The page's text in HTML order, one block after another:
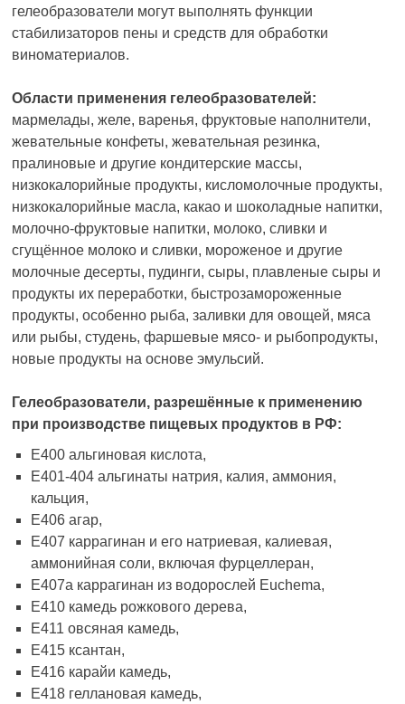
гелеобразователи могут выполнять функции
стабилизаторов пены и средств для обработки
виноматериалов.
Области применения гелеобразователей:
мармелады, желе, варенья, фруктовые наполнители,
жевательные конфеты, жевательная резинка,
пралиновые и другие кондитерские массы,
низкокалорийные продукты, кисломолочные продукты,
низкокалорийные масла, какао и шоколадные напитки,
молочно-фруктовые напитки, молоко, сливки и
сгущённое молоко и сливки, мороженое и другие
молочные десерты, пудинги, сыры, плавленые сыры и
продукты их переработки, быстрозамороженные
продукты, особенно рыба, заливки для овощей, мяса
или рыбы, студень, фаршевые мясо- и рыбопродукты,
новые продукты на основе эмульсий.
Гелеобразователи, разрешённые к применению
при производстве пищевых продуктов в РФ:
Е400 альгиновая кислота,
Е401-404 альгинаты натрия, калия, аммония,
кальция,
Е406 агар,
Е407 каррагинан и его натриевая, калиевая,
аммонийная соли, включая фурцеллеран,
Е407а каррагинан из водорослей Euchema,
E410 камедь рожкового дерева,
Е411 овсяная камедь,
Е415 ксантан,
Е416 карайи камедь,
Е418 геллановая камедь,